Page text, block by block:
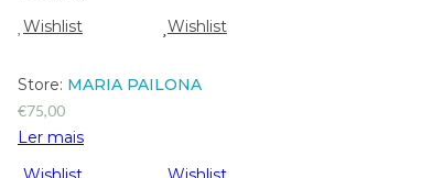
Wishlist
Wishlist
Store: MARIA PAILONA
€75,00
Ler mais